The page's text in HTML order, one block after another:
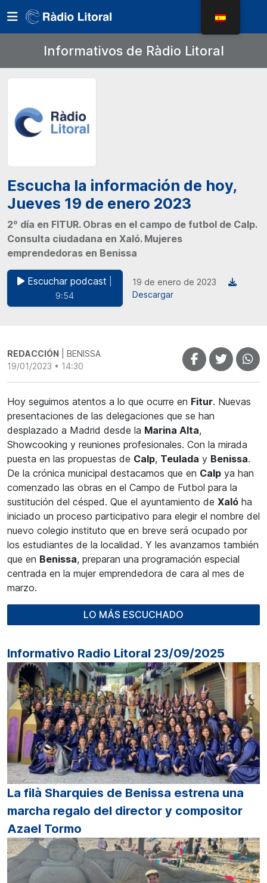
Informativos de Ràdio Litoral
Escucha la información de hoy,
Jueves 19 de enero 2023
2º día en FITUR. Obras en el campo de futbol de Calp.
Consulta ciudadana en Xaló. Mujeres
emprendedoras en Benissa
Escuchar podcast
9:54
19 de enero de 2023
Descargar
REDACCIÓN | BENISSA
19/01/2023 • 14:30
Hoy seguimos atentos a lo que ocurre en Fitur. Nuevas
presentaciones de las delegaciones que se han
desplazado a Madrid desde la Marina Alta,
Showcooking y reuniones profesionales. Con la mirada
puesta en las propuestas de Calp, Teulada y Benissa.
De la crónica municipal destacamos que en Calp ya han
comenzado las obras en el Campo de Futbol para la
sustitución del césped. Que el ayuntamiento de Xaló ha
iniciado un proceso participativo para elegir el nombre del
nuevo colegio instituto que en breve será ocupado por
los estudiantes de la localidad. Y les avanzamos también
que en Benissa, preparan una programación especial
centrada en la mujer emprendedora de cara al mes de
marzo.
LO MÁS ESCUCHADO
Informativo Radio Litoral 23/09/2025
La filà Sharquies de Benissa estrena una
marcha regalo del director y compositor
Azael Tormo